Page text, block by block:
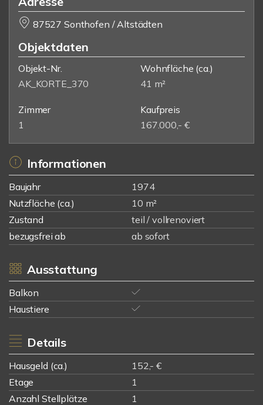
87527 Sonthofen / Altstädten
Objektdaten
Objekt-Nr.
AK_KORTE_370
Wohnfläche (ca.)
41 m²
Zimmer
1
Kaufpreis
167.000,- €
Informationen
Baujahr
1974
Nutzfläche (ca.)
10 m²
Zustand
teil / vollrenoviert
bezugsfrei ab
ab sofort
Ausstattung
Balkon
Haustiere
Details
Hausgeld (ca.)
152,- €
Etage
1
Anzahl Stellplätze
1